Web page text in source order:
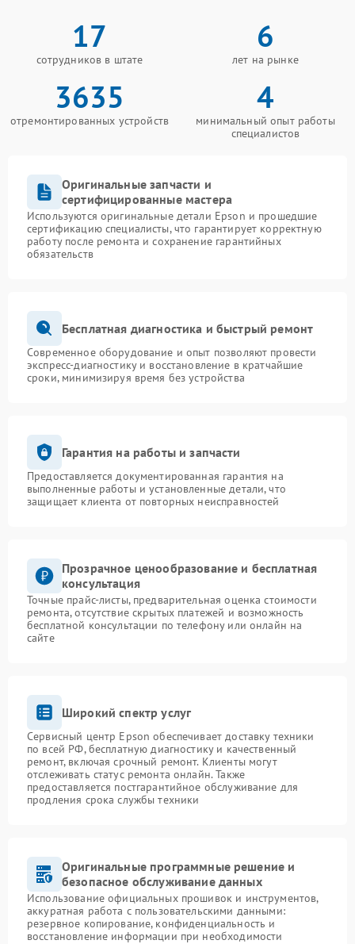
17
сотрудников в штате
6
лет на рынке
3635
отремонтированных устройств
4
минимальный опыт работы
специалистов
Оригинальные запчасти и
сертифицированные мастера
Используются оригинальные детали Epson и прошедшие
сертификацию специалисты, что гарантирует корректную
работу после ремонта и сохранение гарантийных
обязательств
Бесплатная диагностика и быстрый ремонт
Современное оборудование и опыт позволяют провести
экспресс-диагностику и восстановление в кратчайшие
сроки, минимизируя время без устройства
Гарантия на работы и запчасти
Предоставляется документированная гарантия на
выполненные работы и установленные детали, что
защищает клиента от повторных неисправностей
Прозрачное ценообразование и бесплатная
консультация
Точные прайс-листы, предварительная оценка стоимости
ремонта, отсутствие скрытых платежей и возможность
бесплатной консультации по телефону или онлайн на
сайте
Широкий спектр услуг
Сервисный центр Epson обеспечивает доставку техники
по всей РФ, бесплатную диагностику и качественный
ремонт, включая срочный ремонт. Клиенты могут
отслеживать статус ремонта онлайн. Также
предоставляется постгарантийное обслуживание для
продления срока службы техники
Оригинальные программные решение и
безопасное обслуживание данных
Использование официальных прошивок и инструментов,
аккуратная работа с пользовательскими данными:
резервное копирование, конфиденциальность и
восстановление информации при необходимости